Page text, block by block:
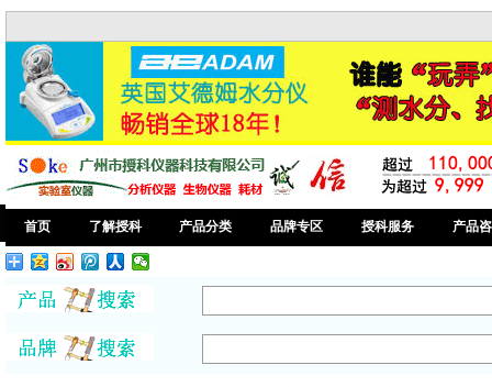
首页 了解授科 产品分类 品牌专区 授科服务 产品